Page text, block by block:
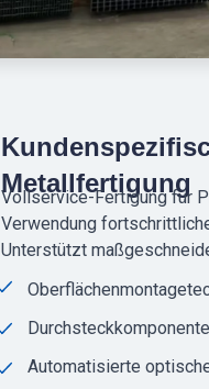
Metallfertigung
Vollservice-Fertigung für
Verwendung
Unterstützt
Automatisierte